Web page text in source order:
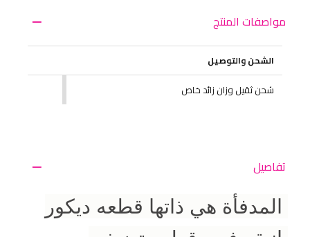
مواصفات المنتج
الشحن والتوصيل
شحن ثقيل وزان زائد خاص
تفاصيل